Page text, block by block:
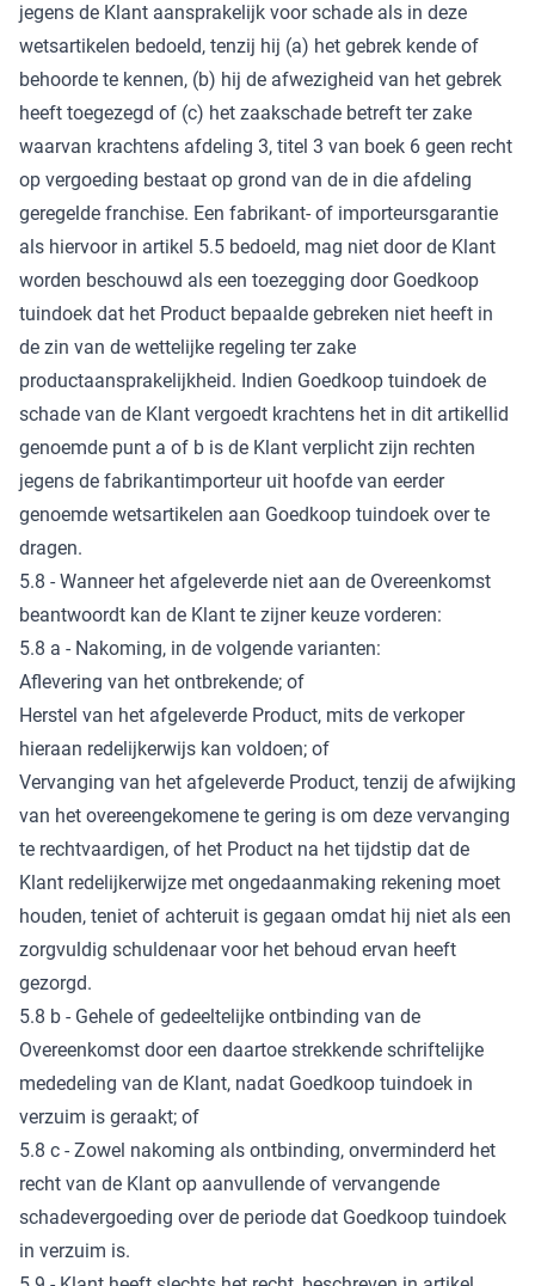
jegens de Klant aansprakelijk voor schade als in deze
wetsartikelen bedoeld, tenzij hij (a) het gebrek kende of
behoorde te kennen, (b) hij de afwezigheid van het gebrek
heeft toegezegd of (c) het zaakschade betreft ter zake
waarvan krachtens afdeling 3, titel 3 van boek 6 geen recht
op vergoeding bestaat op grond van de in die afdeling
geregelde franchise. Een fabrikant- of importeursgarantie
als hiervoor in artikel 5.5 bedoeld, mag niet door de Klant
worden beschouwd als een toezegging door Goedkoop
tuindoek dat het Product bepaalde gebreken niet heeft in
de zin van de wettelijke regeling ter zake
productaansprakelijkheid. Indien Goedkoop tuindoek de
schade van de Klant vergoedt krachtens het in dit artikellid
genoemde punt a of b is de Klant verplicht zijn rechten
jegens de fabrikantimporteur uit hoofde van eerder
genoemde wetsartikelen aan Goedkoop tuindoek over te
dragen.
5.8 - Wanneer het afgeleverde niet aan de Overeenkomst
beantwoordt kan de Klant te zijner keuze vorderen:
5.8 a - Nakoming, in de volgende varianten:
Aflevering van het ontbrekende; of
Herstel van het afgeleverde Product, mits de verkoper
hieraan redelijkerwijs kan voldoen; of
Vervanging van het afgeleverde Product, tenzij de afwijking
van het overeengekomene te gering is om deze vervanging
te rechtvaardigen, of het Product na het tijdstip dat de
Klant redelijkerwijze met ongedaanmaking rekening moet
houden, teniet of achteruit is gegaan omdat hij niet als een
zorgvuldig schuldenaar voor het behoud ervan heeft
gezorgd.
5.8 b - Gehele of gedeeltelijke ontbinding van de
Overeenkomst door een daartoe strekkende schriftelijke
mededeling van de Klant, nadat Goedkoop tuindoek in
verzuim is geraakt; of
5.8 c - Zowel nakoming als ontbinding, onverminderd het
recht van de Klant op aanvullende of vervangende
schadevergoeding over de periode dat Goedkoop tuindoek
in verzuim is.